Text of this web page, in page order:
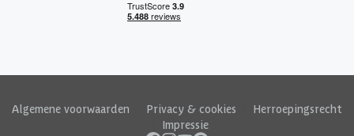
Algemene voorwaarden Privacy & cookies
Herroepingsrecht
Impressie